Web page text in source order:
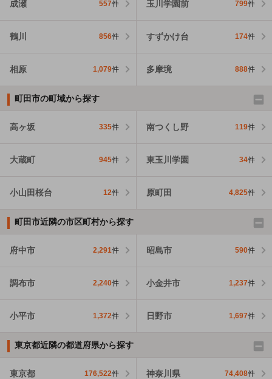
成瀬 557件 玉川学園前 799件
鶴川 856件 すずかけ台 174件
相原 1,079件 多摩境 888件
町田市の町域から探す
高ヶ坂 335件 南つくし野 119件
大蔵町 945件 東玉川学園 34件
小山田桜台 12件 原町田 4,825件
町田市近隣の市区町村から探す
府中市 2,291件 昭島市 590件
調布市 2,240件 小金井市 1,237件
小平市 1,372件 日野市 1,697件
東京都近隣の都道府県から探す
東京都 176,522件 神奈川県 74,408件